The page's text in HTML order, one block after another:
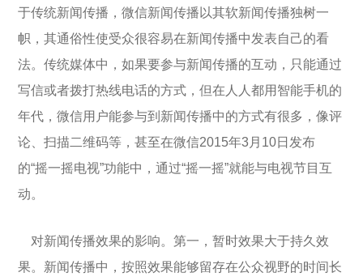
于传统新闻传播，微信新闻传播以其软新闻传播独树一
帜，其通俗性使受众很容易在新闻传播中发表自己的看
法。传统媒体中，如果要参与新闻传播的互动，只能通过
写信或者拨打热线电话的方式，但在人人都用智能手机的
年代，微信用户能参与到新闻传播中的方式有很多，像评
论、扫描二维码等，甚至在微信2015年3月10日发布
的“摇一摇电视”功能中，通过“摇一摇”就能与电视节目互
动。
对新闻传播效果的影响。第一，暂时效果大于持久效
果。新闻传播中，按照效果能够留存在公众视野的时间长